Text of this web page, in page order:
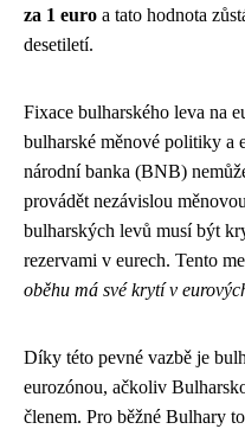
za 1 euro a tato hodnota
desetiletí.
Fixace bulharského leva na
bulharské měnové politiky a
národní banka (BNB)
provádět nezávislou
bulharských levů musí být
rezervami v eurech. Tento
oběhu má své krytí v
Díky této pevné vazbě je
eurozónou, ačkoliv
členem. Pro běžné Bulhary